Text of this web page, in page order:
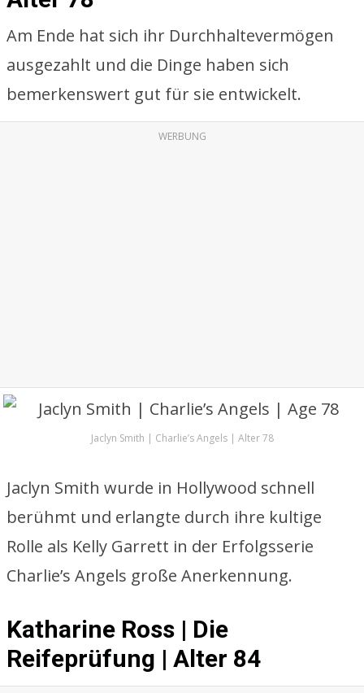
Am Ende hat sich ihr Durchhaltevermögen
ausgezahlt und die Dinge haben sich
bemerkenswert gut für sie entwickelt.
WERBUNG
Jaclyn Smith | Charlie’s Angels | Alter 78
Jaclyn Smith wurde in Hollywood schnell
berühmt und erlangte durch ihre kultige
Rolle als Kelly Garrett in der Erfolgsserie
Charlie’s Angels große Anerkennung.
Katharine Ross | Die
Reifeprüfung | Alter 84